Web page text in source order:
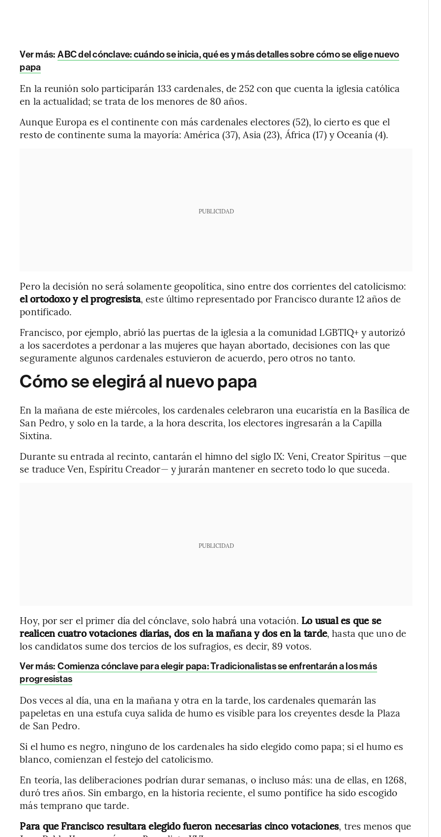
Ver más: ABC del cónclave: cuándo se inicia, qué es y más detalles sobre cómo se elige nuevo
papa
En la reunión solo participarán 133 cardenales, de 252 con que cuenta la iglesia católica
en la actualidad; se trata de los menores de 80 años.
Aunque Europa es el continente con más cardenales electores (52), lo cierto es que el
resto de continente suma la mayoría: América (37), Asia (23), África (17) y Oceanía (4).
PUBLICIDAD
Pero la decisión no será solamente geopolítica, sino entre dos corrientes del catolicismo:
el ortodoxo y el progresista, este último representado por Francisco durante 12 años de
pontificado.
Francisco, por ejemplo, abrió las puertas de la iglesia a la comunidad LGBTIQ+ y autorizó
a los sacerdotes a perdonar a las mujeres que hayan abortado, decisiones con las que
seguramente algunos cardenales estuvieron de acuerdo, pero otros no tanto.
Cómo se elegirá al nuevo papa
En la mañana de este miércoles, los cardenales celebraron una eucaristía en la Basílica de
San Pedro, y solo en la tarde, a la hora descrita, los electores ingresarán a la Capilla
Sixtina.
Durante su entrada al recinto, cantarán el himno del siglo IX: Veni, Creator Spiritus —que
se traduce Ven, Espíritu Creador— y jurarán mantener en secreto todo lo que suceda.
PUBLICIDAD
Hoy, por ser el primer día del cónclave, solo habrá una votación. Lo usual es que se
realicen cuatro votaciones diarias, dos en la mañana y dos en la tarde, hasta que uno de
los candidatos sume dos tercios de los sufragios, es decir, 89 votos.
Ver más: Comienza cónclave para elegir papa: Tradicionalistas se enfrentarán a los más
progresistas
Dos veces al día, una en la mañana y otra en la tarde, los cardenales quemarán las
papeletas en una estufa cuya salida de humo es visible para los creyentes desde la Plaza
de San Pedro.
Si el humo es negro, ninguno de los cardenales ha sido elegido como papa; si el humo es
blanco, comienzan el festejo del catolicismo.
En teoría, las deliberaciones podrían durar semanas, o incluso más: una de ellas, en 1268,
duró tres años. Sin embargo, en la historia reciente, el sumo pontífice ha sido escogido
más temprano que tarde.
Para que Francisco resultara elegido fueron necesarias cinco votaciones, tres menos que